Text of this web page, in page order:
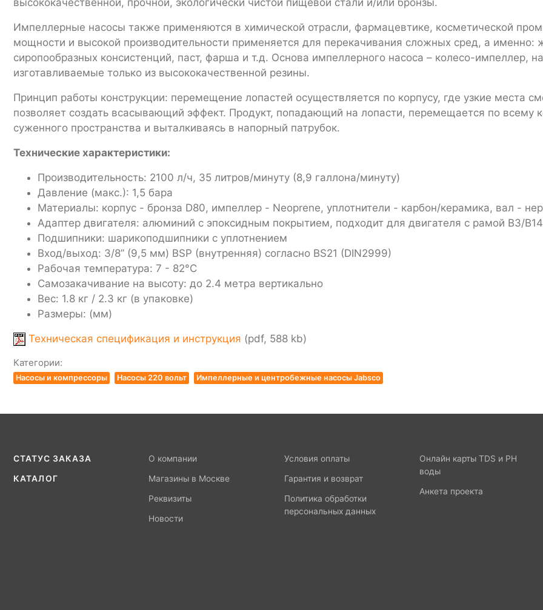
высококачественной, прочной, экологически чистой пищевой стали и/или бронзы.
Импеллерные насосы также применяются в химической отрасли, фармацевтике, косметической
мощности и высокой производительности применяется для перекачивания сложных сред, а
сиропообразных консистенций, паст, фарша и т.д. Основа импеллерного насоса – колесо-импеллер,
изготавливаемые только из высококачественной резины.
Принцип работы конструкции: перемещение лопастей осуществляется по корпусу, где узкие места
позволяет создать всасывающий эффект. Продукт, попадающий на лопасти, перемещается по всему
суженного пространства и выталкиваясь в напорный патрубок.
Технические характеристики:
Производительность: 2100 л/ч, 35 литров/минуту (8,9 галлона/минуту)
Давление (макс.): 1,5 бара
Материалы: корпус - бронза D80, импеллер - Neoprene, уплотнители - карбон/керамика, вал -
Адаптер двигателя: алюминий с эпоксидным покрытием, подходит для двигателя с рамой B3/B14
Подшипники: шарикоподшипники с уплотнением
Вход/выход: 3/8” (9,5 мм) BSP (внутренняя) согласно BS21 (DIN2999)
Рабочая температура: 7 - 82°C
Самозакачивание на высоту: до 2.4 метра вертикально
Вес: 1.8 кг / 2.3 кг (в упаковке)
Размеры: (мм)
Техническая спецификация и инструкция (pdf, 588 kb)
Категории:
Насосы и компрессоры Насосы 220 вольт Импеллерные и центробежные насосы Jabsco
СТАТУС ЗАКАЗА
КАТАЛОГ
О компании
Магазины в Москве
Реквизиты
Новости
Условия оплаты
Гарантия и возврат
Политика обработки
персональных данных
Онлайн карты TDS и PH
воды
Анкета проекта